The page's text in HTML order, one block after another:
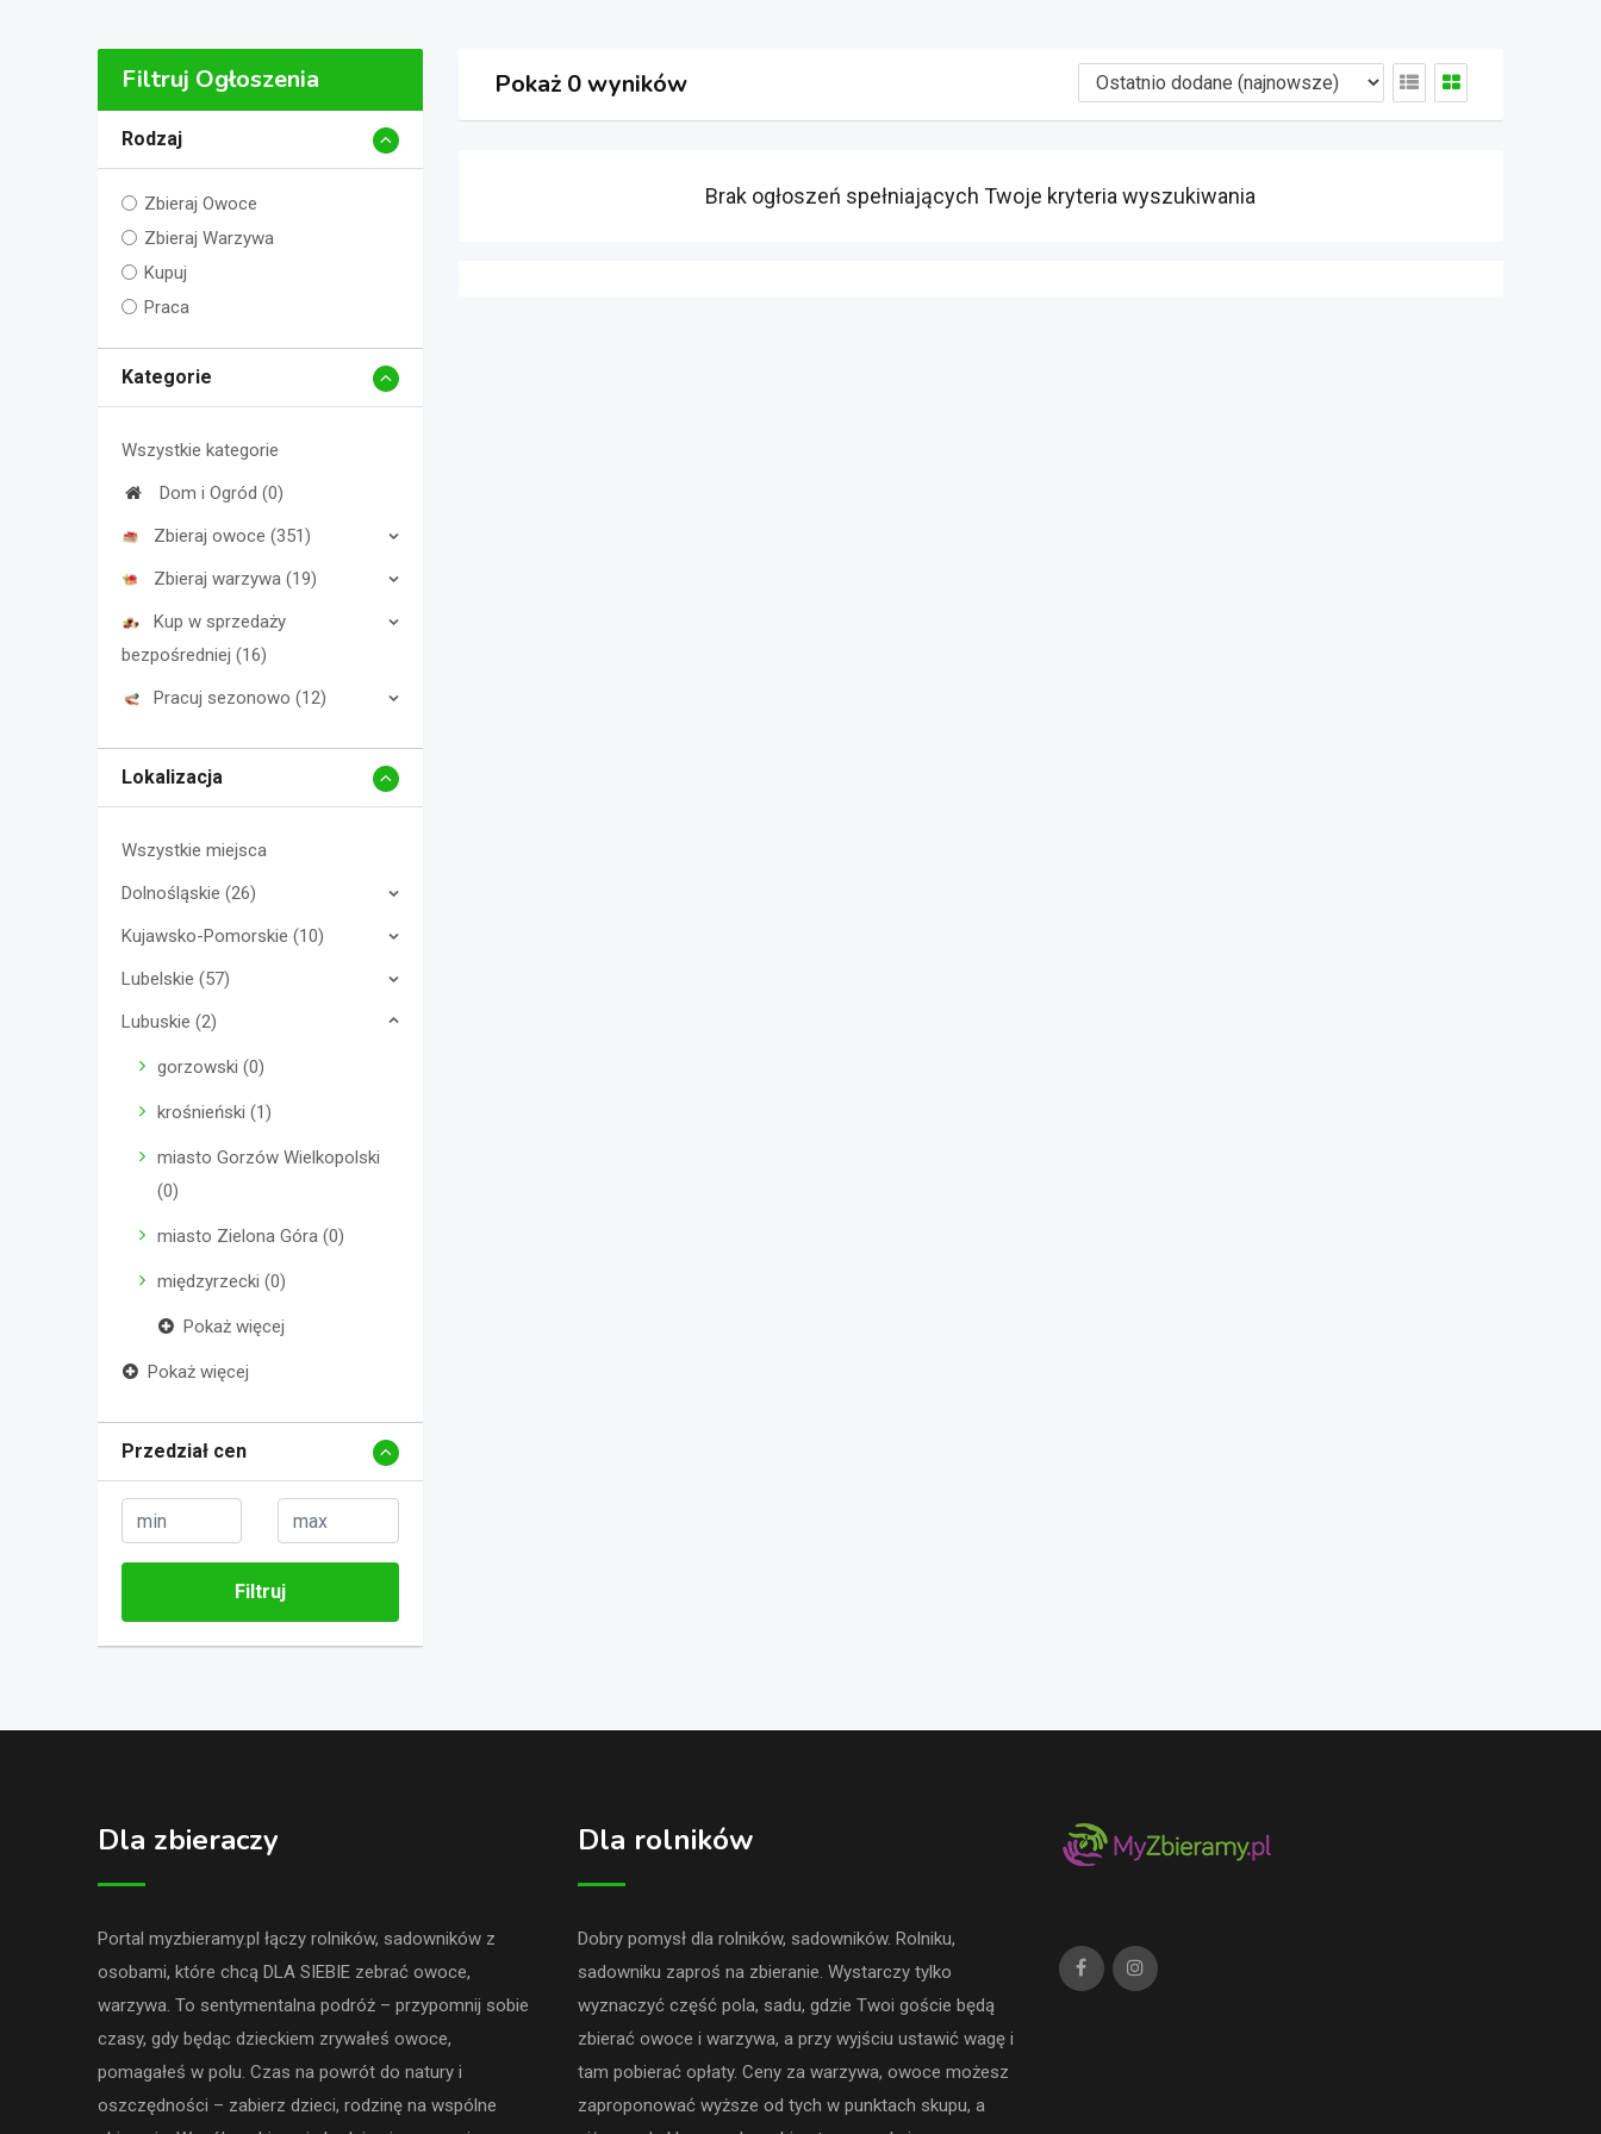
Filtruj Ogłoszenia
Rodzaj
Zbieraj Owoce
Zbieraj Warzywa
Kupuj
Praca
Kategorie
Wszystkie kategorie
Dom i Ogród (0)
Zbieraj owoce (351)
Zbieraj warzywa (19)
Kup w sprzedaży
bezpośredniej (16)
Pracuj sezonowo (12)
Lokalizacja
Wszystkie miejsca
Dolnośląskie (26)
Kujawsko-Pomorskie (10)
Lubelskie (57)
Lubuskie (2)
gorzowski (0)
krośnieński (1)
miasto Gorzów Wielkopolski
(0)
miasto Zielona Góra (0)
międzyrzecki (0)
Pokaż więcej
Pokaż więcej
Przedział cen
Filtruj
Pokaż 0 wyników
Brak ogłoszeń spełniających Twoje kryteria wyszukiwania
Dla zbieraczy
Portal myzbieramy.pl łączy rolników, sadowników z
osobami, które chcą DLA SIEBIE zebrać owoce,
warzywa. To sentymentalna podróż – przypomnij sobie
czasy, gdy będąc dzieckiem zrywałeś owoce,
pomagałeś w polu. Czas na powrót do natury i
oszczędności – zabierz dzieci, rodzinę na wspólne
Dla rolników
Dobry pomysł dla rolników, sadowników. Rolniku,
sadowniku zaproś na zbieranie. Wystarczy tylko
wyznaczyć część pola, sadu, gdzie Twoi goście będą
zbierać owoce i warzywa, a przy wyjściu ustawić wagę i
tam pobierać opłaty. Ceny za warzywa, owoce możesz
zaproponować wyższe od tych w punktach skupu, a